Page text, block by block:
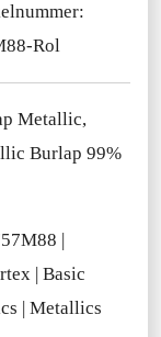
Rol
Metallic,
Burlap 99%
|
| Basic
| Metallics